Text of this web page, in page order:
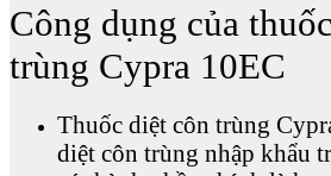
Công dụng của
trùng Cypra 10EC
Thuốc diệt côn trùng
diệt côn trùng nhập khẩu